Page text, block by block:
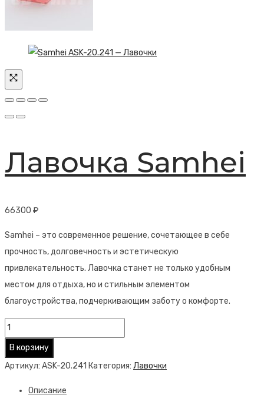
Лавочка Samhei
66300 ₽
Samhei – это современное решение, сочетающее в себе
прочность, долговечность и эстетическую
привлекательность. Лавочка станет не только удобным
местом для отдыха, но и стильным элементом
благоустройства, подчеркивающим заботу о комфорте.
Количество
товара
Лавочка
В корзину
Артикул: ASK-20.241 Категория: Лавочки
Описание